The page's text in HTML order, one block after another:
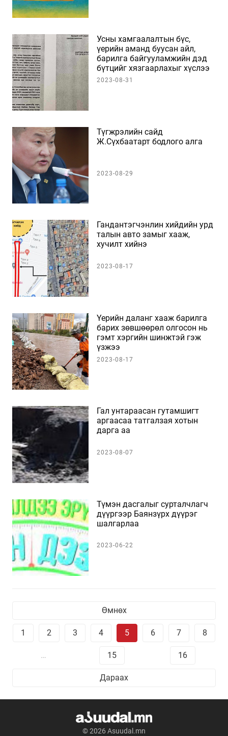
Усны хамгаалалтын бүс,
үерийн аманд буусан айл,
барилга байгууламжийн дэд
бүтцийг хязгаарлахыг хүслээ
2023-08-31
Түгжрэлийн сайд
Ж.Сүхбаатарт бодлого алга
2023-08-29
Гандантэгчэнлин хийдийн урд
талын авто замыг хааж,
хучилт хийнэ
2023-08-17
Үерийн даланг хааж барилга
барих зөвшөөрөл олгосон нь
гэмт хэргийн шинжтэй гэж
үзжээ
2023-08-17
Гал унтараасан гутамшигт
аргаасаа татгалзая хотын
дарга аа
2023-08-07
Түмэн дасгалыг сурталчлагч
дүүргээр Баянзүрх дүүрэг
шалгарлаа
2023-06-22
Өмнөх
1 2 3 4 5 6 7 8
… 15 16
Дараах
© 2026 Asuudal.mn